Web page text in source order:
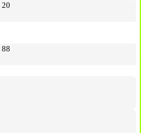
20
88